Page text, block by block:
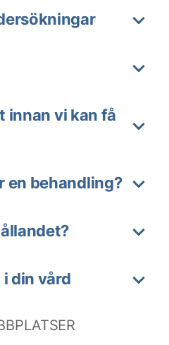
innan vi kan få
en behandling?
din vård